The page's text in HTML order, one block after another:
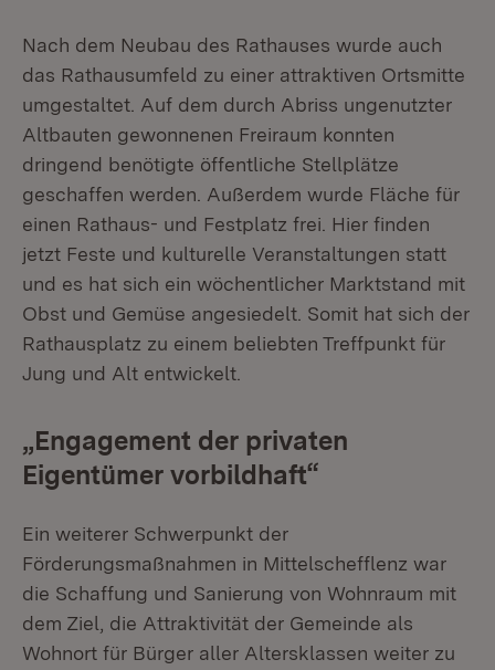
Nach dem Neubau des Rathauses wurde auch
das Rathausumfeld zu einer attraktiven Ortsmitte
umgestaltet. Auf dem durch Abriss ungenutzter
Altbauten gewonnenen Freiraum konnten
dringend benötigte öffentliche Stellplätze
geschaffen werden. Außerdem wurde Fläche für
einen Rathaus- und Festplatz frei. Hier finden
jetzt Feste und kulturelle Veranstaltungen statt
und es hat sich ein wöchentlicher Marktstand mit
Obst und Gemüse angesiedelt. Somit hat sich der
Rathausplatz zu einem beliebten Treffpunkt für
Jung und Alt entwickelt.
„Engagement der privaten
Eigentümer vorbildhaft“
Ein weiterer Schwerpunkt der
Förderungsmaßnahmen in Mittelschefflenz war
die Schaffung und Sanierung von Wohnraum mit
dem Ziel, die Attraktivität der Gemeinde als
Wohnort für Bürger aller Altersklassen weiter zu